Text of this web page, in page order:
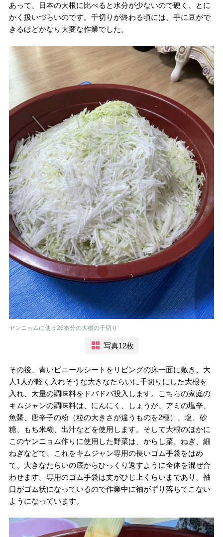
あって、日本の大根に比べると水分が少ないので硬く、とに
かく扱いづらいのです。千切りが終わる頃には、手に豆がで
きるほどかなり大変な作業でした。
ヤンニョムに使う26本分の大根の千切り
写真12枚
その後、青いビニールシートをリビングの床一面に敷き、大
人1人が軽く入れそうな大きなたらいに千切りにした大根を
入れ、大量の調味料をドバドバ投入します。こちらの家庭の
キムジャンの調味料は、にんにく、しょうが、アミの塩辛、
魚醤、唐辛子の粉（粒の大きさが違うものを2種）、塩、砂
糖、もち米糊、出汁などを使用します。そして大根のほかに
このヤンニョム作りに使用した野菜は、からし菜、ねぎ、細
ねぎなどで、これをキムジャン専用の長いゴム手袋をはめ
て、大きなたらいの底からひっくり返すように全体を混ぜ合
わせます。専用のゴム手袋は丈がひじ上くらいまであり、袖
口がゴム状になっているので作業中に袖がずり落ちてこない
ようになっています。